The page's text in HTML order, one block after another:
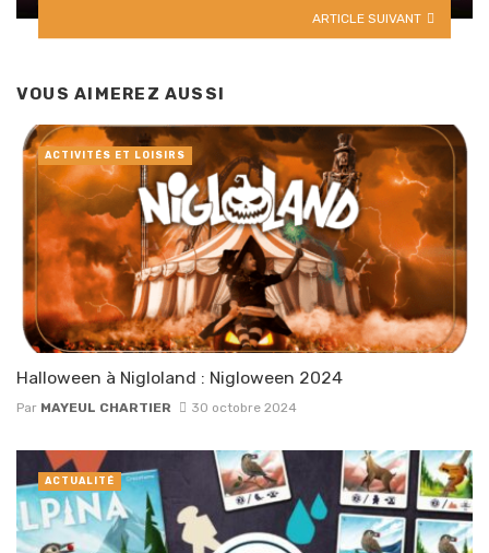
ARTICLE SUIVANT
VOUS AIMEREZ AUSSI
Halloween à Nigloland : Nigloween 2024
Par MAYEUL CHARTIER 30 octobre 2024
ACTIVITÉS ET LOISIRS
ACTUALITÉ